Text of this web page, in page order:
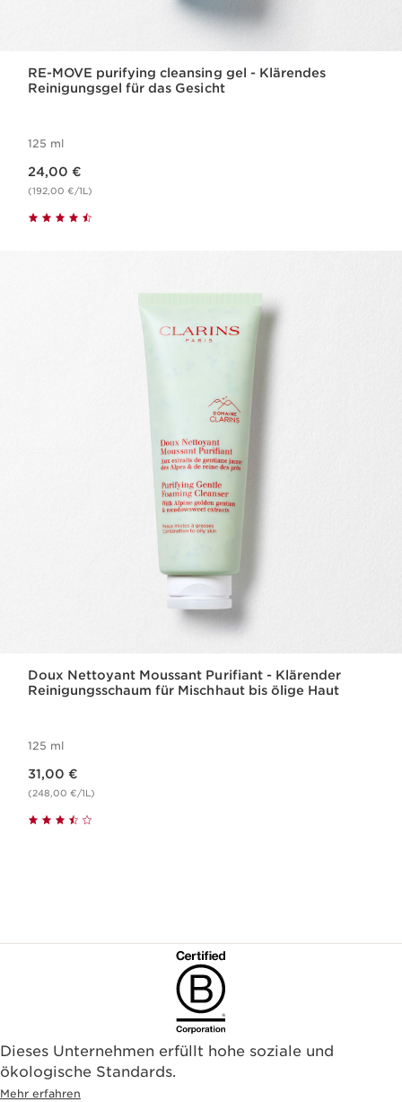
RE-MOVE purifying cleansing gel - Klärendes
Reinigungsgel für das Gesicht
125 ml
24,00 €
(192,00 €/1L)
Doux Nettoyant Moussant Purifiant - Klärender
Reinigungsschaum für Mischhaut bis ölige Haut
125 ml
31,00 €
(248,00 €/1L)
Dieses Unternehmen erfüllt hohe soziale und
ökologische Standards.
Mehr erfahren